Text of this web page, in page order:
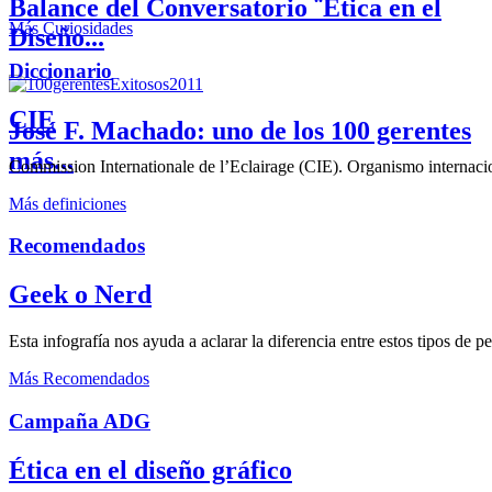
Balance del Conversatorio ¨Etica en el
Diseño...
José F. Machado: uno de los 100 gerentes
más...
Más Curiosidades
Diccionario
CIE
Commission Internationale de l’Eclairage (CIE). Organismo
Más definiciones
Recomendados
Geek o Nerd
Esta infografía nos ayuda a aclarar la diferencia entre estos tipos de
Más Recomendados
Campaña ADG
Ética en el diseño gráfico